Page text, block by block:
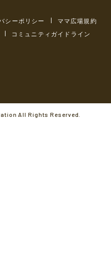
シーポリシー
ママ広場規約
コミュニティガイドライン
All Rights Reserved.